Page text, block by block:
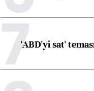
7'ABD'yi sat'